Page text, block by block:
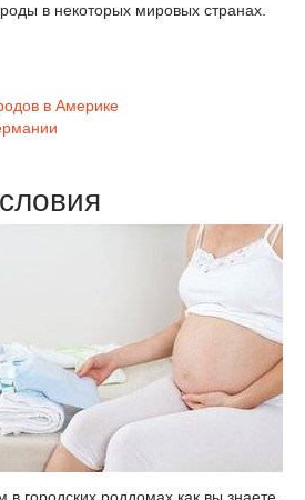
в некоторых мировых странах.
в Америке